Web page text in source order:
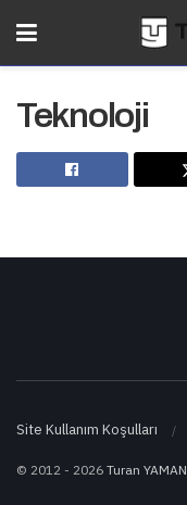
Teknoloji
Site Kullanım Koşulları
© 2012 - 2026 Turan YAMAN